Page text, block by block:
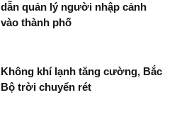
dẫn quản lý người nhập cảnh
vào thành phố
Không khí lạnh tăng cường, Bắc
Bộ trời chuyển rét